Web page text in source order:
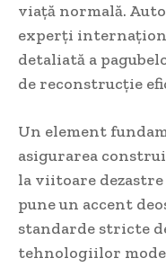
viață normală.
experți
detaliată a
de reconstrucție
Un element
asigurarea
la viitoare dezastre
pune un accent
standarde stricte
tehnologiilor